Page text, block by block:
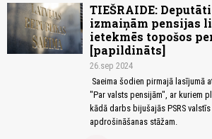
TIEŠRAIDE:
izmaiņām pensijas
ietekmēs topošos
[papildināts]
26.sep 2024
Saeima šodien pirmajā lasījumā
"Par valsts pensijām", ar kuriem
kādā darbs bijušajās PSRS
apdrošināšanas stāžam.